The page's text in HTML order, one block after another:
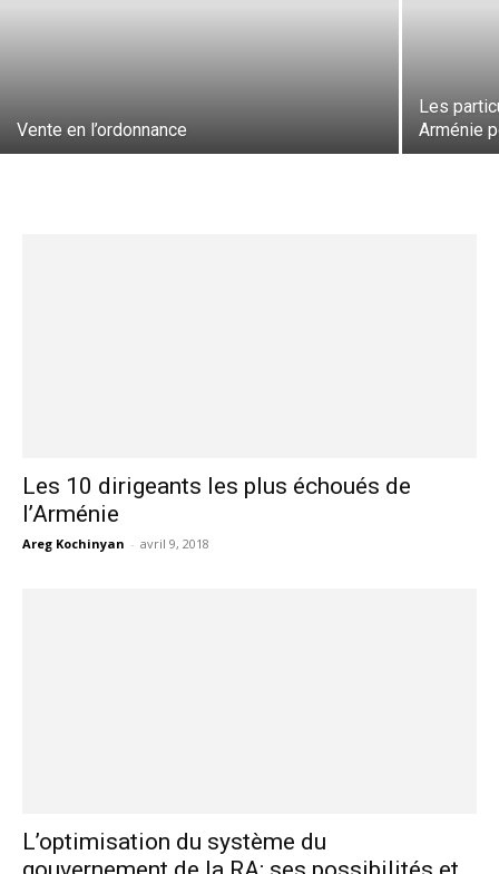
Vente en l’ordonnance
Les
Arménie
Les 10 dirigeants les plus échoués de
l’Arménie
Areg Kochinyan - avril 9, 2018
L’optimisation du système du